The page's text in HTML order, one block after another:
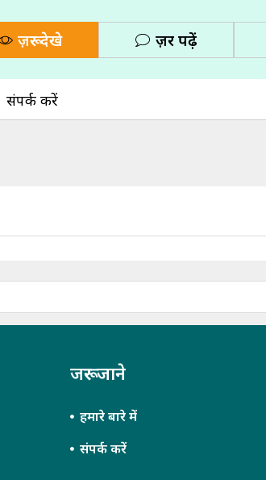
ज़रूर देखे ज़रूर पढ़ें
संपर्क करें
जरूर जाने
हमारे बारे में
संपर्क करें